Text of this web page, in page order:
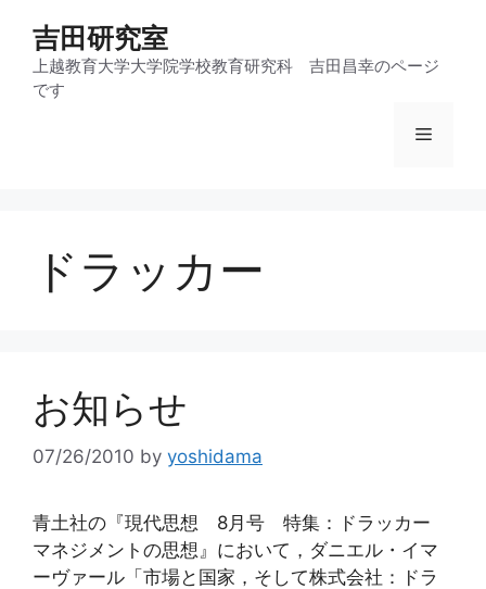
吉田研究室
上越教育大学大学院学校教育研究科 吉田昌幸のページ
です
メ
ドラッカー
お知らせ
07/26/2010 by yoshidama
青土社の『現代思想 8月号 特集：ドラッカー
マネジメントの思想』において，ダニエル・イマ
ーヴァール「市場と国家，そして株式会社：ドラ